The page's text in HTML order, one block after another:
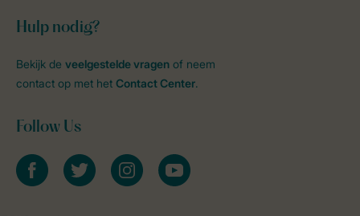
Hulp nodig?
Bekijk de veelgestelde vragen of neem
contact op met het Contact Center.
Follow Us
facebooktwitter instagramyoutube